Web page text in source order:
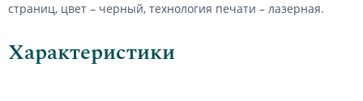
страниц, цвет – черный, технология печати – лазерная.
Характеристики